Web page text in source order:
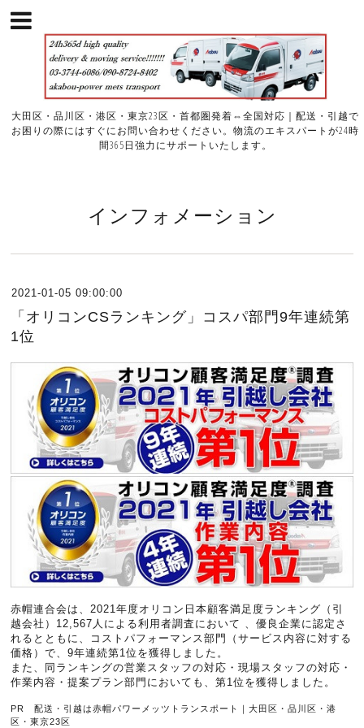
大田区・品川区・港区・東京23区・首都圏発着⇔全国対応｜配送・引越で
お困りの際にはすぐにお問い合わせください。物流のエキスパートが24時
間365日強力にサポートいたします。
インフォメーション
2021-01-05 09:00:00
「オリコンCSランキング」コスパ部門9年連続第
1位
赤帽連合会は、2021年度オリコン日本顧客満足度ランキング（引
越会社）12,567人による利用者調査において 、優良企業に認定さ
れるとともに、コストパフォーマンス部門（サービス内容に対する
価格）で、9年連続第1位を獲得しました。
また、同ランキングの営業スタッフの対応・現場スタッフの対応・
作業内容・提案プラン部門においても、第1位を獲得しました。
PR 配送・引越は赤帽パワーメッツトランスポート｜大田区・品川区・港
区・東京23区